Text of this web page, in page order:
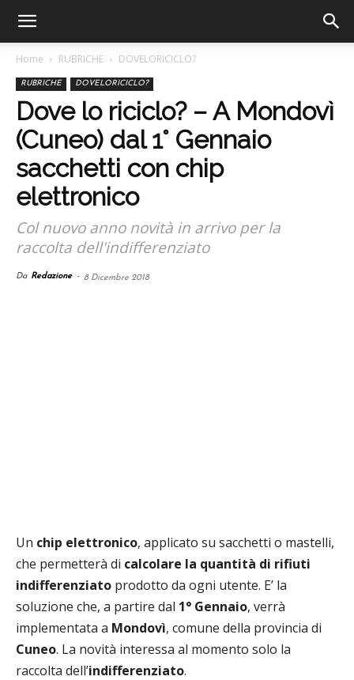
Home RUBRICHE DOVELORICICLO?
RUBRICHE DOVELORICICLO?
Dove lo riciclo? – A Mondovì
(Cuneo) dal 1° Gennaio
sacchetti con chip
elettronico
Col nuovo anno novità in arrivo per la
raccolta dell'indifferenziato
Da Redazione - 8 Dicembre 2018
Un chip elettronico, applicato su sacchetti o mastelli,
che permetterà di calcolare la quantità di rifiuti
indifferenziato prodotto da ogni utente. E’ la
soluzione che, a partire dal 1° Gennaio, verrà
implementata a Mondovì, comune della provincia di
Cuneo. La novità interessa al momento solo la
raccolta dell’indifferenziato.